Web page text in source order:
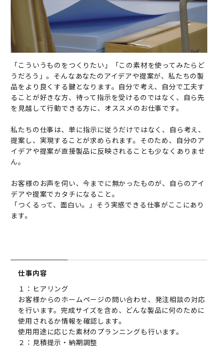
「こういうものをつくりたい」「この素材を使ってみたらど
うだろう」。そんなあなたのアイデアや提案が、私たちの製
品をより良くする鍵となります。自分で考え、自分で工夫す
ることが好きな方、待って指示を受けるのではなく、自ら先
を見越して行動できる方に、オススメのお仕事です。
私たちの仕事は、単に指示に従うだけではなく、自ら考え、
提案し、実現することが求められます。そのため、自分のア
イデアや提案が直接製品に反映されることも少なくありませ
ん。
お客様のお声を伺い、今までに無かったものが、自らのアイ
デアや提案でカタチになること。
「つくるって、面白い。」そう実感できる仕事がここにあり
ます。
仕事内容
１：ヒアリング
お客様からのホームページの問い合わせ、発注相談の対応
を行います。完成サイズを含め、どんな製品に何のために
使用されるか情報を確認します。
使用用途に応じた素材のプランニングも行います。
２：見積提示・納期調整